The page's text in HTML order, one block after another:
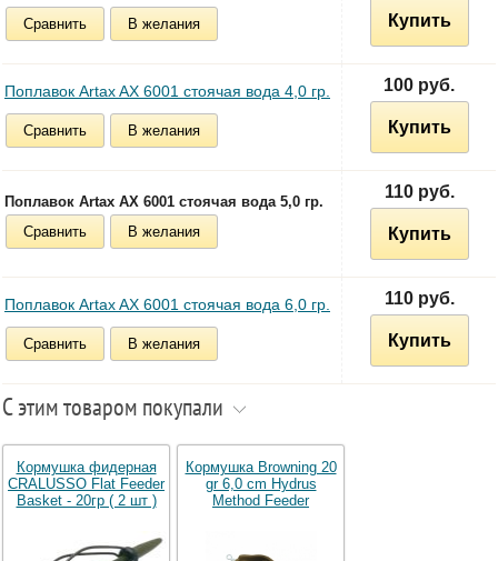
Сравнить В желания Купить
Поплавок Artax AX 6001 стоячая вода 4,0 гр.
Сравнить В желания
100 руб.
Купить
Поплавок Artax AX 6001 стоячая вода 5,0 гр.
Сравнить
В желания
110 руб.
Купить
Поплавок Artax AX 6001 стоячая вода 6,0 гр.
Сравнить В желания
110 руб.
Купить
С этим товаром покупали
Кормушка фидерная
CRALUSSO Flat Feeder
Basket - 20гр ( 2 шт )
Кормушка Browning 20
gr 6,0 cm Hydrus
Method Feeder